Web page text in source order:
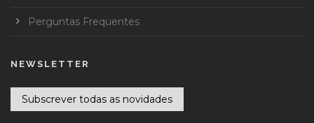
Perguntas Frequentes
NEWSLETTER
Subscrever todas as novidades